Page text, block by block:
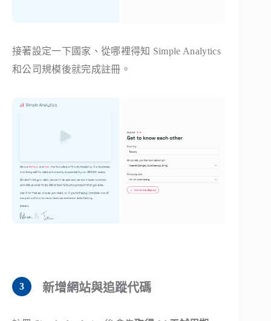
接著設定一下國家、從哪裡得知 Simple Analytics
和公司規模後就完成註冊。
新增網站與追蹤代碼